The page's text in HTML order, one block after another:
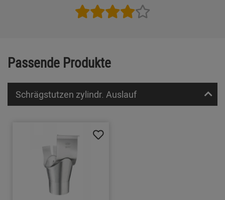
Passende Produkte
Schrägstutzen zylindr. Auslauf